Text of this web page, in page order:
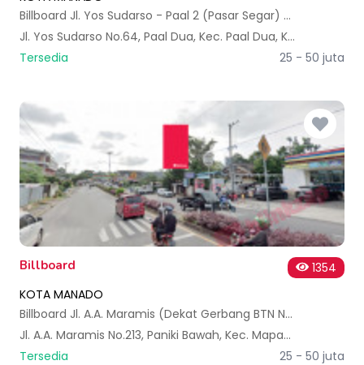
Billboard Jl. Yos Sudarso - Paal 2 (Pasar Segar) (A)
Jl. Yos Sudarso No.64, Paal Dua, Kec. Paal Dua, Kota Manado, Sulawesi Utara 95129, Indonesia
Tersedia
25 - 50 juta
Billboard
1354
KOTA MANADO
Billboard Jl. A.A. Maramis (Dekat Gerbang BTN Nusantara) B
Jl. A.A. Maramis No.213, Paniki Bawah, Kec. Mapanget, Kota Manado, Sulawesi Utara, Indonesia
Tersedia
25 - 50 juta